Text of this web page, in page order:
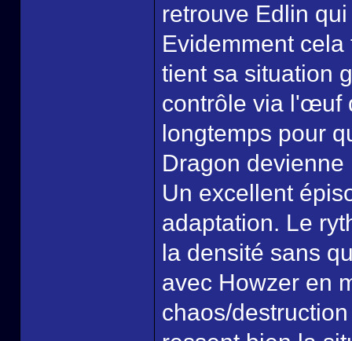
retrouve Edlin
Evidemment
tient sa situation
contrôle via l'œuf
longtemps pour
Dragon
Un excellent
adaptation. Le
la densité sans
avec Howzer en
chaos/